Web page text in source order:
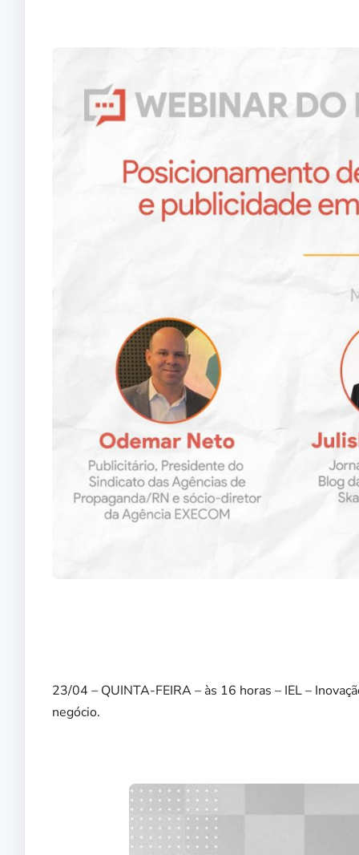
23/04 – QUINTA-FEIRA – às 16 horas – IEL –
negócio.